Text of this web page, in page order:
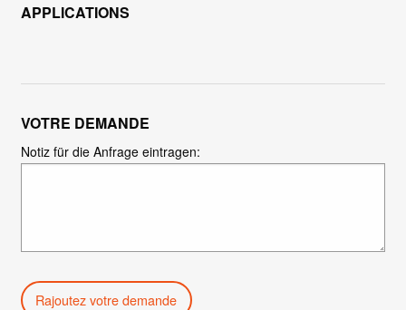
APPLICATIONS
VOTRE DEMANDE
Notiz für die Anfrage eintragen:
Rajoutez votre demande